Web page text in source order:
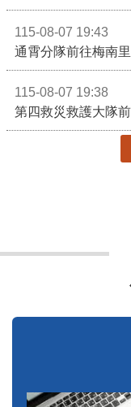
115-08-07 19:43
通霄分隊前往梅南
115-08-07 19:38
第四救災救護大隊